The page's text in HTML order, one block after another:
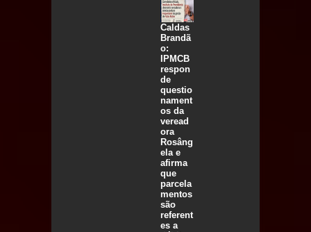
Caldas
Brandã
o:
IPMCB
respon
de
questio
nament
os da
veread
ora
Rosâng
ela e
afirma
que
parcela
mentos
são
referent
es a